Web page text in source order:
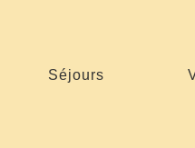
Séjours